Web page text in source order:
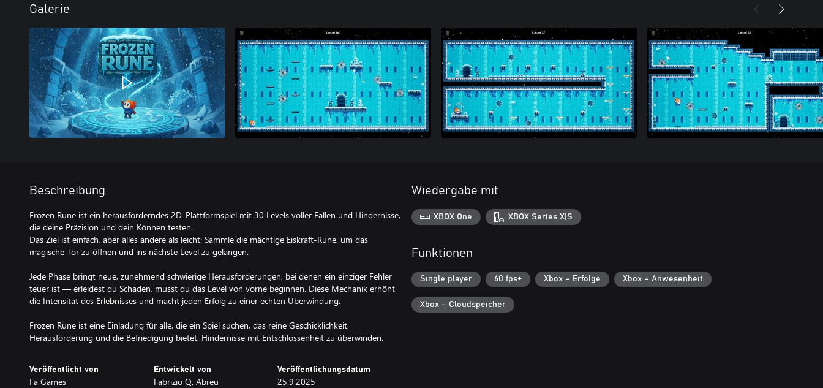
Galerie
Beschreibung
Frozen Rune ist ein herausforderndes 2D-Plattformspiel mit 30 Levels voller Fallen und Hindernisse,
die deine Präzision und dein Können testen.
Das Ziel ist einfach, aber alles andere als leicht: Sammle die mächtige Eiskraft-Rune, um das
magische Tor zu öffnen und ins nächste Level zu gelangen.
Jede Phase bringt neue, zunehmend schwierige Herausforderungen, bei denen ein einziger Fehler
teuer ist — erleidest du Schaden, musst du das Level von vorne beginnen. Diese Mechanik erhöht
die Intensität des Erlebnisses und macht jeden Erfolg zu einer echten Überwindung.
Frozen Rune ist eine Einladung für alle, die ein Spiel suchen, das reine Geschicklichkeit,
Herausforderung und die Befriedigung bietet, Hindernisse mit Entschlossenheit zu überwinden.
Veröffentlicht von
Fa Games
Entwickelt von
Fabrizio Q. Abreu
Veröffentlichungsdatum
25.9.2025
Wiedergabe mit
XBOX One XBOX Series X|S
Funktionen
Single player 60 fps+ Xbox – Erfolge Xbox – Anwesenheit
Xbox – Cloudspeicher